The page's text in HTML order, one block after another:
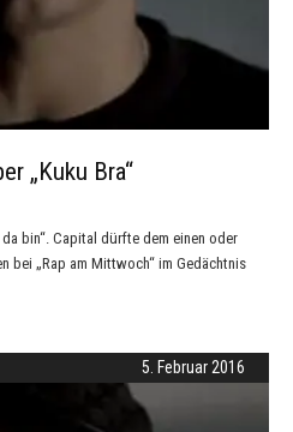
„Kuku Bra“
bin“. Capital dürfte dem einen oder
bei „Rap am Mittwoch“ im Gedächtnis
5. Februar 2016